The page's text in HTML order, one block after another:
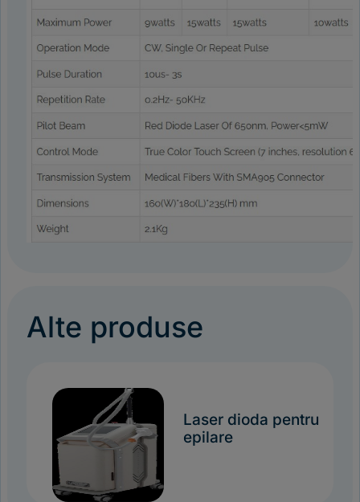
Alte produse
Laser dioda pentru
epilare